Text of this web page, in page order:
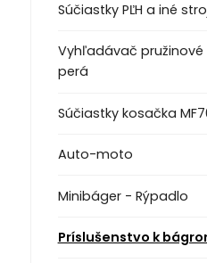
Súčiastky PĽH a iné
Vyhľadávač pružinové
perá
Súčiastky kosačka
Auto-moto
Minibáger - Rýpadlo
Príslušenstvo k